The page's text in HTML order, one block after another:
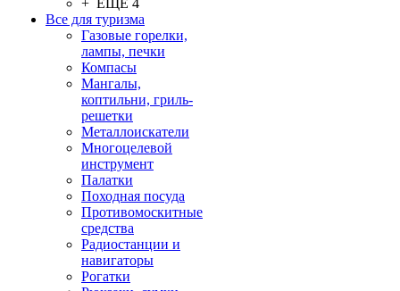
+ ЕЩЕ 4
Все для туризма
Газовые горелки,
лампы, печки
Компасы
Мангалы,
коптильни, гриль-
решетки
Металлоискатели
Многоцелевой
инструмент
Палатки
Походная посуда
Противомоскитные
средства
Радиостанции и
навигаторы
Рогатки